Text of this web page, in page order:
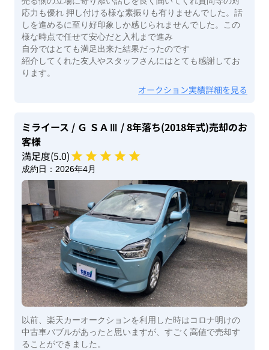
応力も優れ 押し付ける様な素振りも有りませんでした。話
しを進めるに至り好印象しか感じられませんでした。この
様な時点で任せて安心だと入札まで進み
自分ではとても満足出来た結果だったのです
紹介してくれた友人やスタッフさんにはとても感謝してお
ります。
オークション実績詳細を見る
ミライース / Ｇ ＳＡⅢ / 8年落ち(2018年式)売却のお
客様
満足度(5.0)
成約日： 2026年4月
以前、楽天カーオークションを利用した時はコロナ明けの
中古車バブルがあったと思いますが、すごく高値で売却す
ることができました。